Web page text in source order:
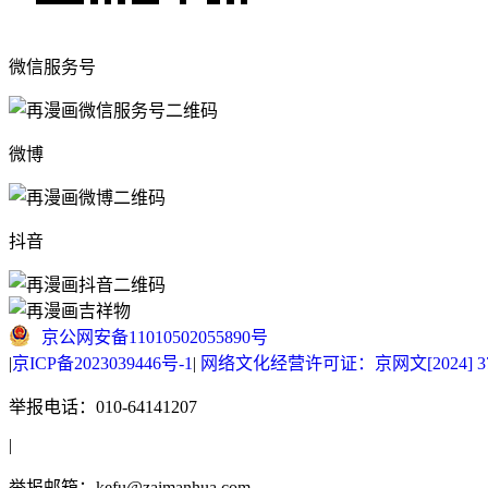
微信服务号
微博
抖音
京公网安备11010502055890号
|京ICP备2023039446号-1 | 网络文化经营许可证：京网文[2024]
举报电话：010-64141207
|